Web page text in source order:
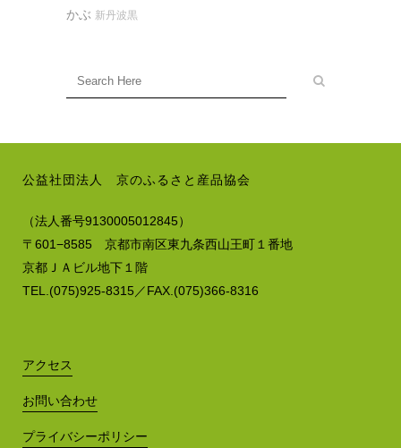
かぶ 新丹波黒
公益社団法人 京のふるさと産品協会
（法人番号9130005012845）
〒601−8585 京都市南区東九条西山王町１番地
京都ＪＡビル地下１階
TEL.(075)925-8315／FAX.(075)366-8316
アクセス
お問い合わせ
プライバシーポリシー